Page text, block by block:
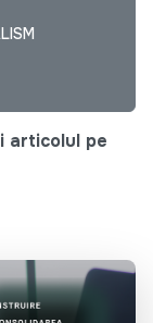
articolul pe